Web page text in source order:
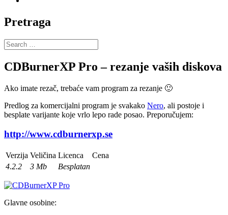
Pretraga
Search
for:
CDBurnerXP Pro – rezanje vaših diskova
Ako imate rezač, trebaće vam program za rezanje 🙂
Predlog za komercijalni program je svakako Nero, ali postoje i
besplate varijante koje vrlo lepo rade posao. Preporučujem:
http://www.cdburnerxp.se
Verzija Veličina Licenca
Cena
4.2.2
3 Mb Besplatan
Glavne osobine: